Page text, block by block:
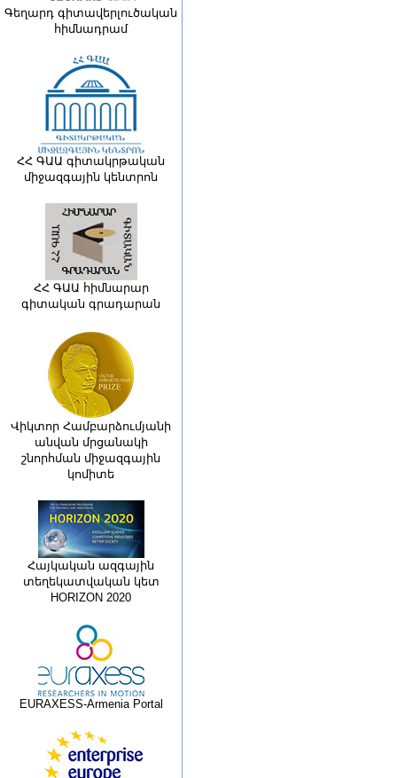
Գեղարդ գիտավերլուծական
հիմնադրամ
ՀՀ ԳԱԱ գիտակրթական
միջազգային կենտրոն
ՀՀ ԳԱԱ հիմնարար
գիտական գրադարան
Վիկտոր Համբարձումյանի
անվան մրցանակի
շնորհման միջազգային
կոմիտե
Հայկական ազգային
տեղեկատվական կետ
HORIZON 2020
EURAXESS-Armenia Portal